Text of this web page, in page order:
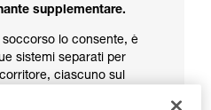
supplementare.
lo consente, è
sistemi separati per
ciascuno sul